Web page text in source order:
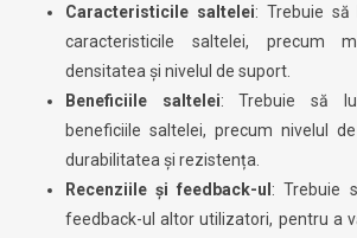
Caracteristicile saltelei: Trebuie să
caracteristicile saltelei, precum
densitatea și nivelul de suport.
Beneficiile saltelei: Trebuie să
beneficiile saltelei, precum nivelul
durabilitatea și rezistența.
Recenziile și feedback-ul : Trebuie
feedback-ul altor utilizatori, pentru a